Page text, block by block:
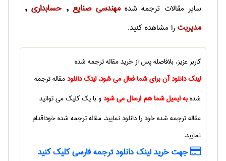
سایر مقالات ترجمه شده مهندسی صنايع, حسابداری,
مديريترا مشاهده کنید.
کاربر عزیز، بلافاصله پس از خریدمقاله ترجمه شده
لینک دانلود آن برای شما فعال می شود. لینک دانلودمقاله ترجمه
شدهبه ایمیل شما هم ارسال می شودو با یک کلیک می توانید
مقاله ترجمه شدهخود را دانلود نمایید.مقاله ترجمه شدهخوداقدام
نمایید.
جهت خرید لینک دانلود ترجمه فارسی کلیک کنید